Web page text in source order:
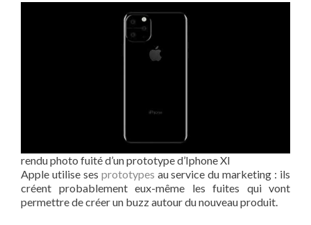
rendu photo fuité d’un prototype d’Iphone XI
Apple utilise ses prototypes au service du marketing : ils
créent probablement eux-même les fuites qui vont
permettre de créer un buzz autour du nouveau produit.